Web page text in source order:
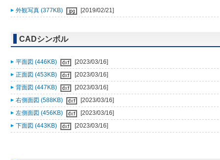
外観写真 (377KB) [2019/02/21]
CADシンボル
平面図 (446KB)
[2023/03/16]
正面図 (453KB)
[2023/03/16]
背面図 (447KB)
[2023/03/16]
右側面図 (588KB)
[2023/03/16]
左側面図 (456KB)
[2023/03/16]
下面図 (443KB)
[2023/03/16]